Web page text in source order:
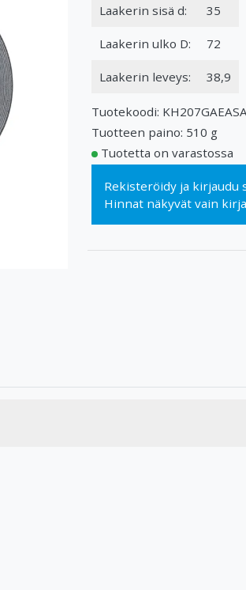
Laakerin sisä d: 35
Laakerin ulko D: 72
Laakerin leveys: 38,9
Tuotekoodi:
Tuotteen paino: 510 g
Tuotetta on varastossa
Rekisteröidyja kirjaudu
Hinnat näkyvät vain